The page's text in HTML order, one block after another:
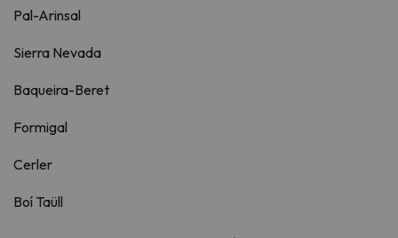
Pal-Arinsal
Sierra Nevada
Baqueira-Beret
Formigal
Cerler
Boí Taüll